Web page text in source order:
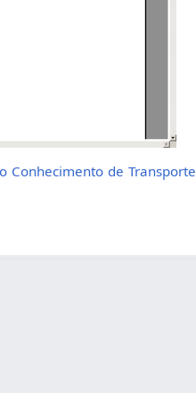
Conhecimento de Transporte